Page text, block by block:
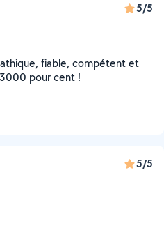
5/5
fiable, compétent et
pour cent !
5/5